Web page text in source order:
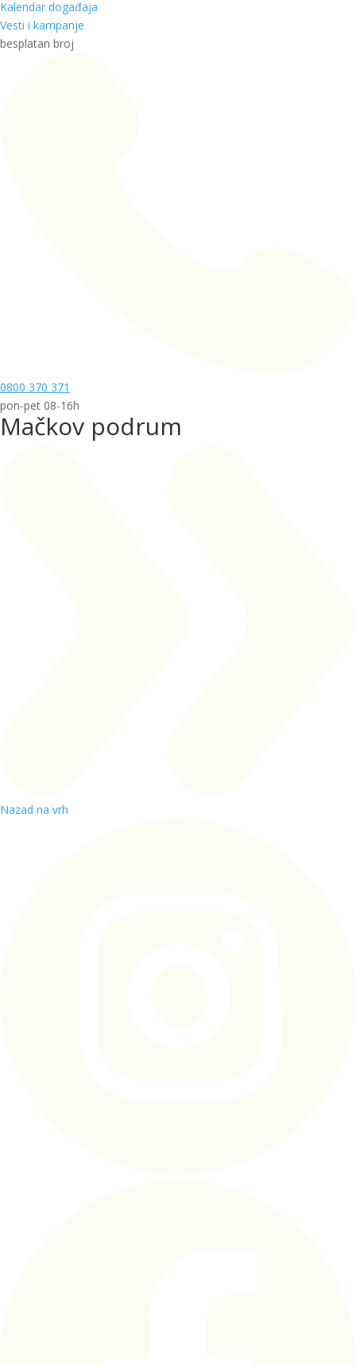
Kalendar događaja
Vesti i kampanje
besplatan broj
0800 370 371
pon-pet 08-16h
Mačkov podrum
Nazad na vrh